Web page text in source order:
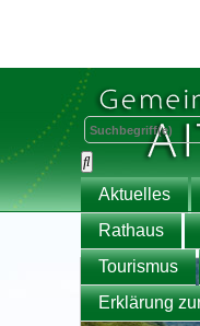
Aktuelles
Rathaus
Tourismus
Erklärung